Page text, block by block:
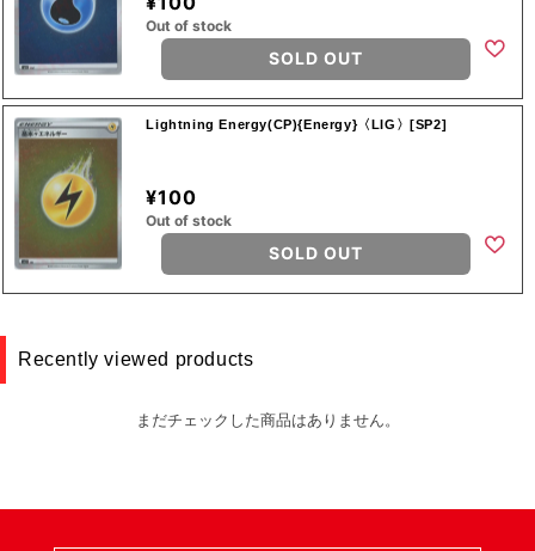
Out of stock
SOLD OUT
Lightning Energy(CP){Energy}〈LIG〉[SP2]
¥100
Out of stock
SOLD OUT
Recently viewed products
まだチェックした商品はありません。